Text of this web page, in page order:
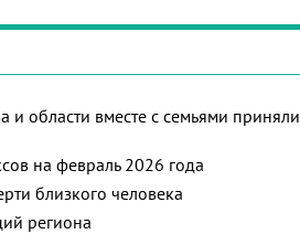
области вместе с семьями приняли
на февраль 2026 года
близкого человека
региона